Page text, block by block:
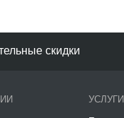
скидки
УСЛУГИ